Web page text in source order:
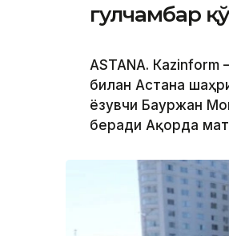
гулчамбар
ASTANА. Каzinform
билан Астана
ёзувчи Бауржан
беради Ақорда